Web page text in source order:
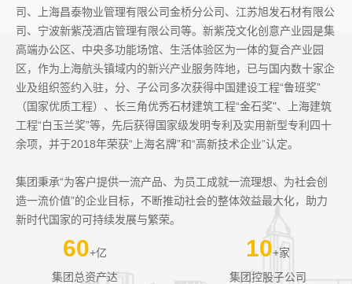
司、上海昌泰物业管理有限公司金桥分公司、江苏旭发石材有限公
司、宁波新紫茂酒店管理有限公司等。新紫茂文化创意产业园是集
高端办公区、中央多功能场馆、生活体验区为一体的复合产业园
区，作为上海航头镇域内的新兴产业服务阵地，已与国内数十家企
业及组织签约入驻，分、子公司多次获得中国建设工程“鲁班奖”
（国家优质工程）、长三角优秀石材建筑工程“金石奖"、上海建筑
工程“白玉兰奖”等，先后获得国家级发明专利及实用新型专利四十
余项，并于2018年荣获“上海名牌”和“高新技术企业”认定。
集团秉承“为客户提供一流产品、为员工成就一流理想、为社会创
造一流价值”的企业目标，不断推动社会的整体效益最大化，助力
新时代国家的可持续发展与繁荣。
60+亿
集团总资产达
10+家
集团控股子公司